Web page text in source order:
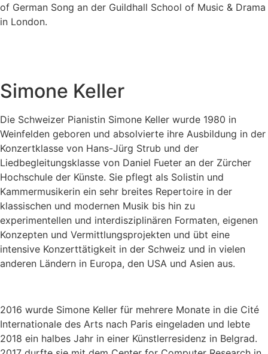
of German Song an der Guildhall School of Music & Drama
in London.
Simone Keller
Die Schweizer Pianistin Simone Keller wurde 1980 in
Weinfelden geboren und absolvierte ihre Ausbildung in der
Konzertklasse von Hans-Jürg Strub und der
Liedbegleitungsklasse von Daniel Fueter an der Zürcher
Hochschule der Künste. Sie pflegt als Solistin und
Kammermusikerin ein sehr breites Repertoire in der
klassischen und modernen Musik bis hin zu
experimentellen und interdisziplinären Formaten, eigenen
Konzepten und Vermittlungsprojekten und übt eine
intensive Konzerttätigkeit in der Schweiz und in vielen
anderen Ländern in Europa, den USA und Asien aus.
2016 wurde Simone Keller für mehrere Monate in die Cité
Internationale des Arts nach Paris eingeladen und lebte
2018 ein halbes Jahr in einer Künstlerresidenz in Belgrad.